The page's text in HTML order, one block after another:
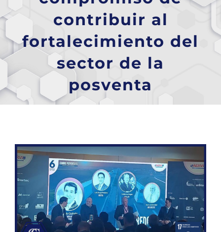
contribuir al
fortalecimiento del
sector de la
posventa
Ver
imagen
grande